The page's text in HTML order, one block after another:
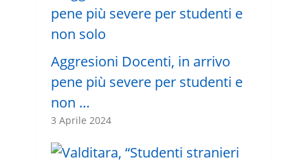
Aggresioni Docenti, in arrivo
pene più severe per studenti e
non …
3 Aprile 2024